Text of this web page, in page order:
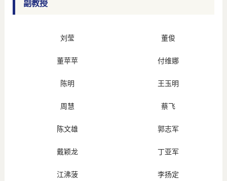
副教授
刘莹 董俊
董苹苹 付维娜
陈明 王玉明
周慧 蔡飞
陈文雄 郭志军
戴颖龙 丁亚军
江沸菠 李扬定